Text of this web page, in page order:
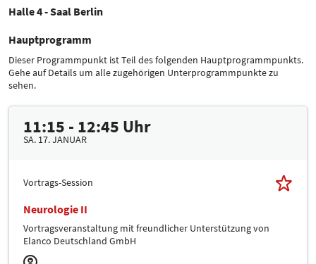
Halle 4 - Saal Berlin
Hauptprogramm
Dieser Programmpunkt ist Teil des folgenden Hauptprogrammpunkts.
Gehe auf Details um alle zugehörigen Unterprogrammpunkte zu
sehen.
11:15 - 12:45 Uhr
SA. 17. JANUAR
Vortrags-Session
Neurologie II
Vortragsveranstaltung mit freundlicher Unterstützung von
Elanco Deutschland GmbH